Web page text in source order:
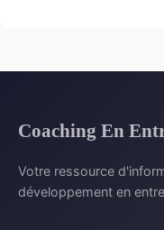
Coaching En
Votre ressource
développement en